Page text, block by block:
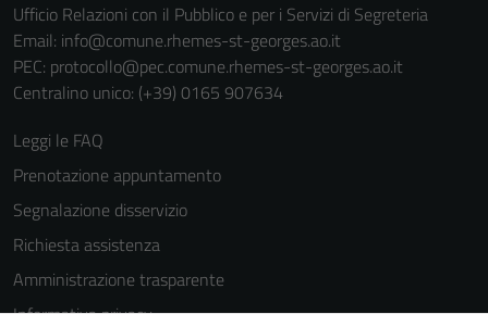
Ufficio Relazioni con il Pubblico e per i Servizi di Segreteria
Email: info@comune.rhemes-st-georges.ao.it
PEC: protocollo@pec.comune.rhemes-st-georges.ao.it
Centralino unico: (+39) 0165 907634
Leggi le FAQ
Prenotazione appuntamento
Segnalazione disservizio
Richiesta assistenza
Amministrazione trasparente